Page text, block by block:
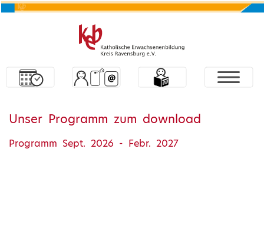
Unser Programm zum download
Programm Sept. 2026 - Febr. 2027